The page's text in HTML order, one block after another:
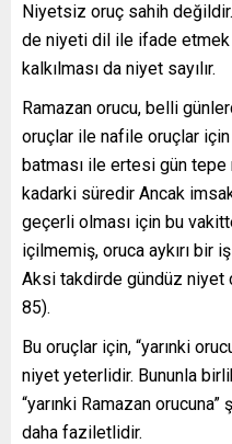
Niyetsiz oruç sahih
de niyeti dil ile ifade etmek
kalkılması da niyet sayılır.
Ramazan orucu, belli
oruçlar ile nafile oruçlar
batması ile ertesi gün
kadarki süredir Ancak
geçerli olması için bu
içilmemiş, oruca aykırı bir
Aksi takdirde gündüz niyet
85).
Bu oruçlar için, “yarınki
niyet yeterlidir. Bununla
“yarınki Ramazan
daha faziletlidir.